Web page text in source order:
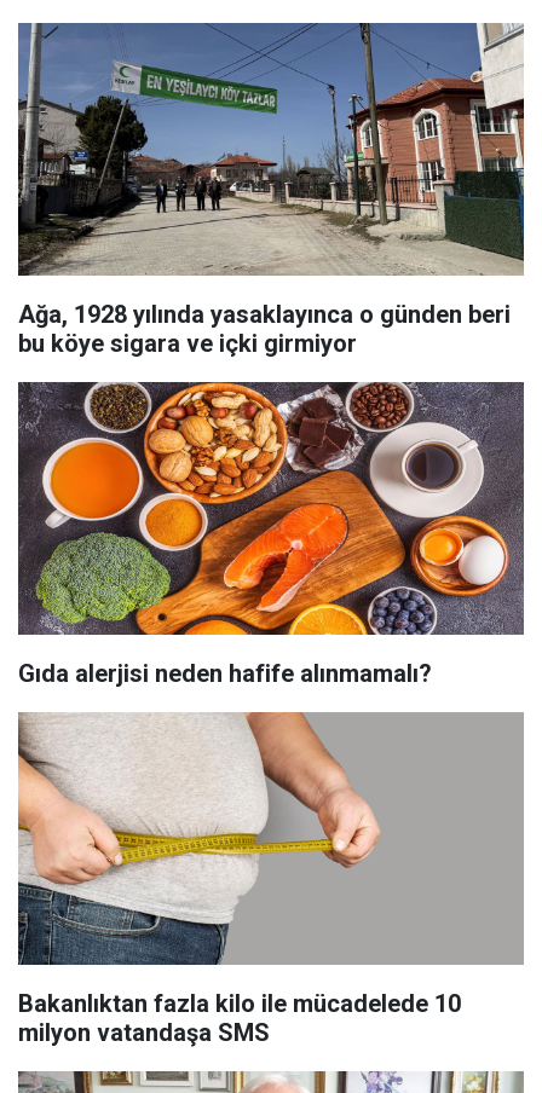
Ağa, 1928 yılında yasaklayınca o günden beri
bu köye sigara ve içki girmiyor
Gıda alerjisi neden hafife alınmamalı?
Bakanlıktan fazla kilo ile mücadelede 10
milyon vatandaşa SMS